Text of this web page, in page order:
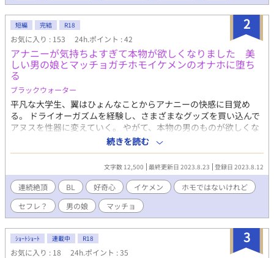
2
短編 完結 R18
お気に入り : 153 24h.ポイント : 42
アナニーが気持ちよすぎて本物が欲しくなりました 美
しい男の娘とマッチョガチホモイケメンのオナホに堕ち
る
ブラックウォーター
平凡な大学生、翼はひょんなことからアナニーの快感に目覚め
る。 ドライオーガズムを経験し、さまざまなグッズを買い込んで
アヌスを性器に変えていく。 やがて、本物の男のものが欲しくな
った翼は男の娘である友人圭に相談を持ちかける。 「試してみ
る？」誘惑に抗えず受け入れる。男のものを挿入される快感は、
アナニーの比ではない。やがて、学園でも人気のマッチョイケメ
ン薫も加わる。 れっきとした彼女がいる身でありながら、青年は
同性のオナホールに堕とされていく。 ※完結です。読んで頂いた
皆様には、心よりお礼申し上げます。
続きを読む
文字数 12,500 最終更新日 2023.8.23 登録日 2023.8.12
連続絶頂 BL 好奇心 イケメン
ホモではないけれど
セフレ？
男の娘 マッチョ
3
ｼｮｰﾄｼｮｰﾄ 連載中 R18
お気に入り : 18 24h.ポイント : 35